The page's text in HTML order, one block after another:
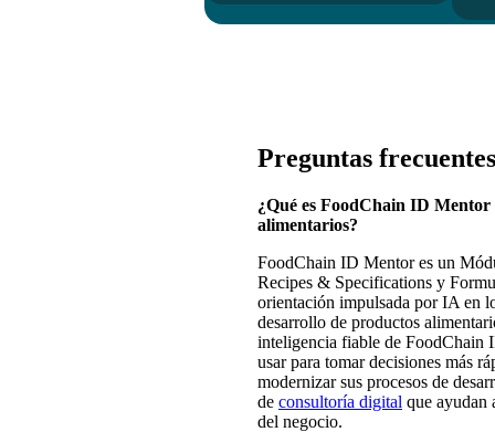
Preguntas frecuentes
¿Qué es FoodChain ID
alimentarios?
FoodChain ID Mentor es un
Recipes & Specifications y
orientación impulsada por IA en
desarrollo de productos
inteligencia fiable de FoodChain
usar para tomar decisiones más
modernizar sus procesos de
de consultoría digital que ayudan
del negocio.